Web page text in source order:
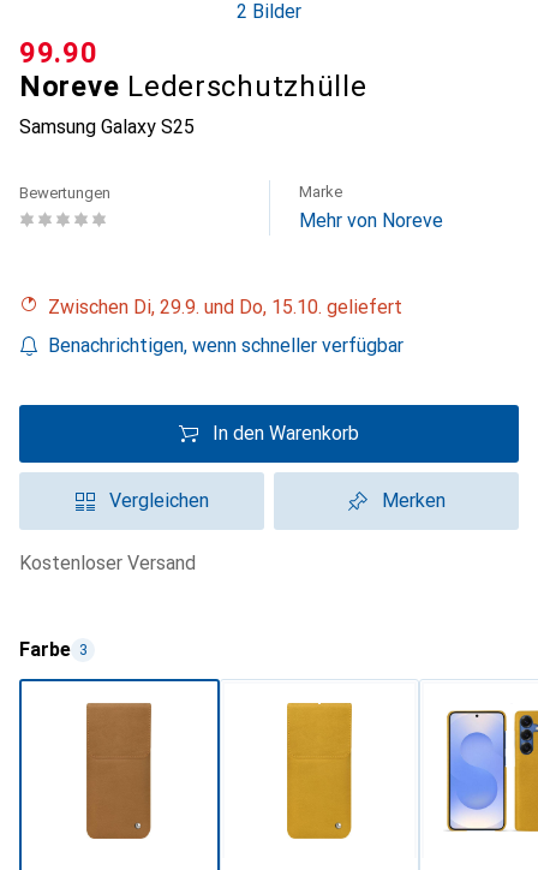
2 Bilder
Noreve Lederschutzhülle
Samsung Galaxy S25
CHF
99.90
Bewertungen Marke
Mehr von Noreve
Zwischen Di, 29.9. und Do, 15.10. geliefert
Benachrichtigen, wenn schneller verfügbar
In den Warenkorb
Vergleichen Merken
kostenloser Versand
Farbe 3